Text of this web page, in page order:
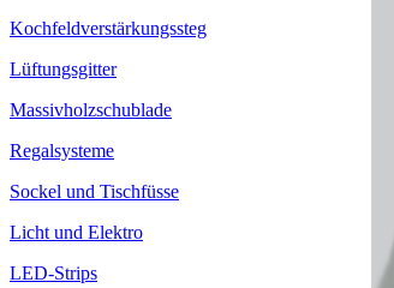
Kochfeldverstärkungssteg
Lüftungsgitter
Massivholzschublade
Regalsysteme
Sockel und Tischfüsse
Licht und Elektro
LED-Strips